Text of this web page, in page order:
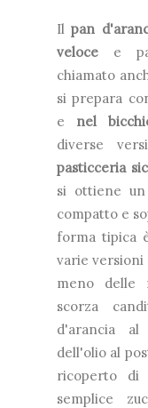
Ilpan
veloce e
chiamato
si prepara
e nel
diverse
pasticceria
si ottiene
compatto e
forma tipica
varie versioni
meno delle
scorza
d'arancia
dell'olio al
ricoperto di
semplice